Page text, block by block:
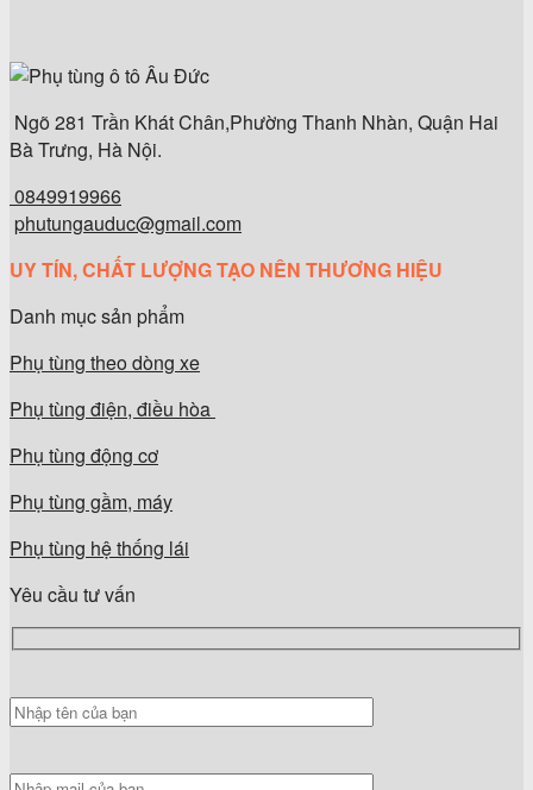
Ngõ 281 Trần Khát Chân,Phường Thanh Nhàn, Quận Hai
Bà Trưng, Hà Nội.
0849919966
phutungauduc@gmail.com
UY TÍN, CHẤT LƯỢNG TẠO NÊN THƯƠNG HIỆU
Danh mục sản phẩm
Phụ tùng theo dòng xe
Phụ tùng điện, điều hòa
Phụ tùng động cơ
Phụ tùng gầm, máy
Phụ tùng hệ thống lái
Yêu cầu tư vấn